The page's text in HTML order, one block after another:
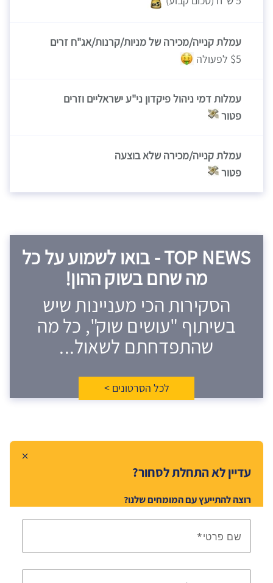
עמלת קנייה/מכירה של מניות/קרנות/אג"ח זרים
$5 לפעולה
עמלות דמי ניהול פיקדון ני"ע ישראליים וזרים
פטור
עמלת קנייה/מכירה שלא בוצעה
פטור
TOP NEWS - בואו לשמוע על כל
מה שחם בשוק ההון!
הסקירות הכי מעניינות שיש
בשיתוף "עושים שוק", כל מה
שהתפדחתם לשאול...
לכל הסרטונים >